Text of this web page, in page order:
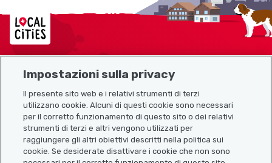
Localcities
Link utili
Scarica l’app Localcities
Impostazioni sulla privacy
Il presente sito web e i relativi strumenti di terzi
utilizzano cookie. Alcuni di questi cookie sono necessari
per il corretto funzionamento di questo sito o dei relativi
strumenti di terzi e altri vengono utilizzati per
raggiungere gli altri obiettivi descritti nella politica sui
cookie. Se desiderate disattivare i cookie che non sono